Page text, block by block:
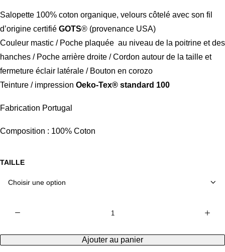
était :
179,00€.
est :
89,50€.
Salopette 100% coton organique, velours côtelé avec son fil
d’origine certifié GOTS® (provenance USA)
Couleur mastic / Poche plaquée au niveau de la poitrine et des
hanches / Poche arrière droite / Cordon autour de la taille et
fermeture éclair latérale / Bouton en corozo
Teinture / impression Oeko-Tex® standard 100
Fabrication Portugal
Composition : 100% Coton
TAILLE
Ajouter au panier